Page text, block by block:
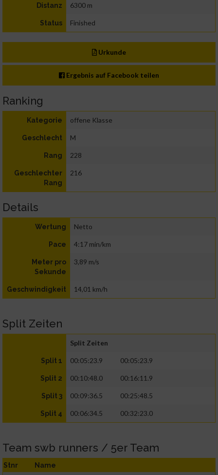
Distanz 6300 m
Status Finished
Urkunde
Ergebnis auf Facebook teilen
Ranking
Kategorie offene Klasse
Geschlecht M
Rang 228
Geschlechter
Rang
216
Details
Wertung Netto
Pace 4:17 min/km
Meter pro
Sekunde
3,89 m/s
Geschwindigkeit 14,01 km/h
Split Zeiten
Split Zeiten
Split 1 00:05:23.9 00:05:23.9
Split 2 00:10:48.0 00:16:11.9
Split 3 00:09:36.5 00:25:48.5
Split 4 00:06:34.5 00:32:23.0
Team swb runners / 5er Team
Stnr Name